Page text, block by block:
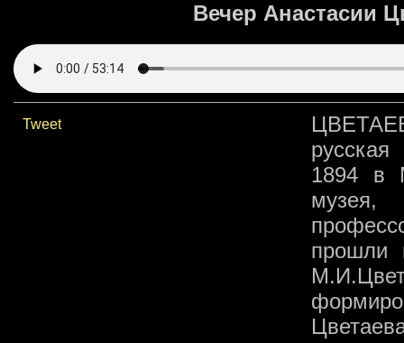
Вечер Анастасии
Tweet
1894 в
музея,
прошли